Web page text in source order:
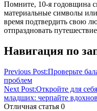
Помните, 10-я годовщина
материальные символы
время подтвердить свою
отпраздновать
Навигация по
Previous Post:Проверьте
проблем
Next Post:Откройте для
младших: черпайте
Отличная статья 0